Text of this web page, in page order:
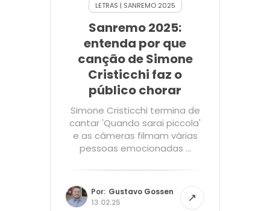
LETRAS | SANREMO 2025
Sanremo 2025:
entenda por que
canção de Simone
Cristicchi faz o
público chorar
Simone Cristicchi termina de
cantar 'Quando sarai piccola'
e as câmeras filmam várias
pessoas emocionadas ...
Por: Gustavo Gossen
13.02.25